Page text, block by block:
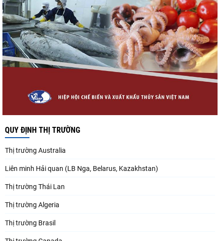
QUY ĐỊNH THỊ TRƯỜNG
Thị trường Australia
Liên minh Hải quan (LB Nga, Belarus, Kazakhstan)
Thị trường Thái Lan
Thị trường Algeria
Thị trường Brasil